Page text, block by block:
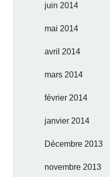
juin 2014
mai 2014
avril 2014
mars 2014
février 2014
janvier 2014
Décembre 2013
novembre 2013